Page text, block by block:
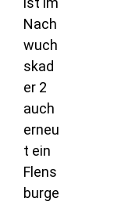
Nach
wuch
skad
er 2
auch
erneu
t ein
Flens
burge